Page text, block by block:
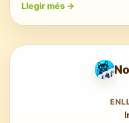
Llegir més ->